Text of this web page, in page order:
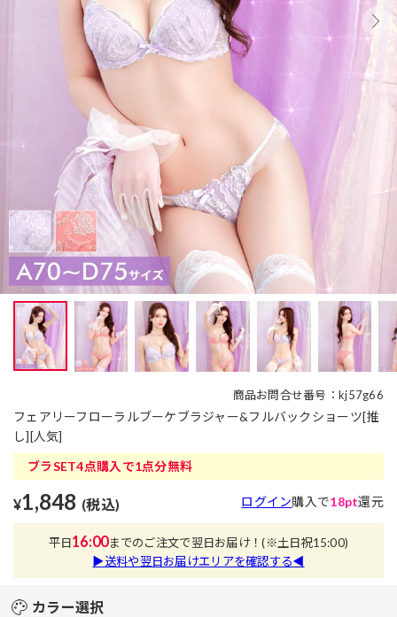
商品お問合せ番号：kj57g66
フェアリーフローラルブーケブラジャー&フルバックショーツ[推
し][人気]
ブラSET4点購入で1点分無料
¥1,848 (税込) ログイン購入で18pt還元
平日16:00までのご注文で翌日お届け！(※土日祝15:00)
▶送料や翌日お届けエリアを確認する◀
カラー選択